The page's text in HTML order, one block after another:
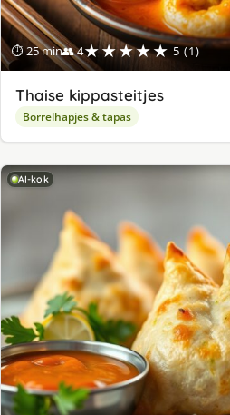
⏱ 25 min👥 4★★★★★ 5 (1)
Thaise kippasteitjes
Borrelhapjes & tapas
AI-kok